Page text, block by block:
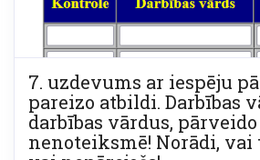
7. uzdevums ar iespēju
pareizo atbildi. Darbības
darbības vārdus,
nenoteiksmē! Norādi, vai